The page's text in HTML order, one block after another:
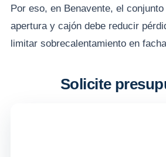
Por eso, en Benavente, el
apertura y cajón debe reducir
limitar sobrecalentamiento en
Solicite